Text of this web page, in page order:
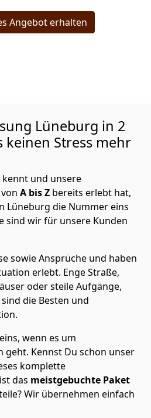
Angebot erhalten
Lüneburg in 2
keinen Stress mehr
und unsere
von A bis Z bereits erlebt hat,
Lüneburg die Nummer eins
sind wir für unsere Kunden
sowie Ansprüche und haben
erlebt. Enge Straße,
oder steile Aufgänge,
die Besten und
wenn es um
geht. Kennst Du schon unser
komplette
das meistgebuchte Paket
Wir übernehmen einfach